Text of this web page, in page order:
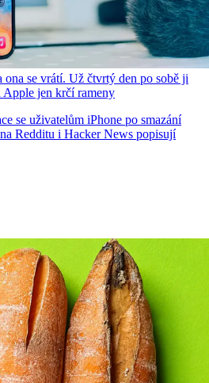
ona se vrátí. Už čtvrtý den po sobě ji
Apple jen krčí rameny
se uživatelům iPhone po smazání
Redditu i Hacker News popisují